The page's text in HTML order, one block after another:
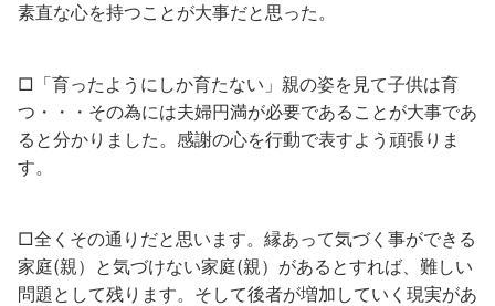
素直な心を持つことが大事だと思った。
□「育ったようにしか育たない」親の姿を見て子供は育
つ・・・その為には夫婦円満が必要であることが大事であ
ると分かりました。感謝の心を行動で表すよう頑張りま
す。
□全くその通りだと思います。縁あって気づく事ができる
家庭(親）と気づけない家庭(親）があるとすれば、難しい
問題として残ります。そして後者が増加していく現実があ